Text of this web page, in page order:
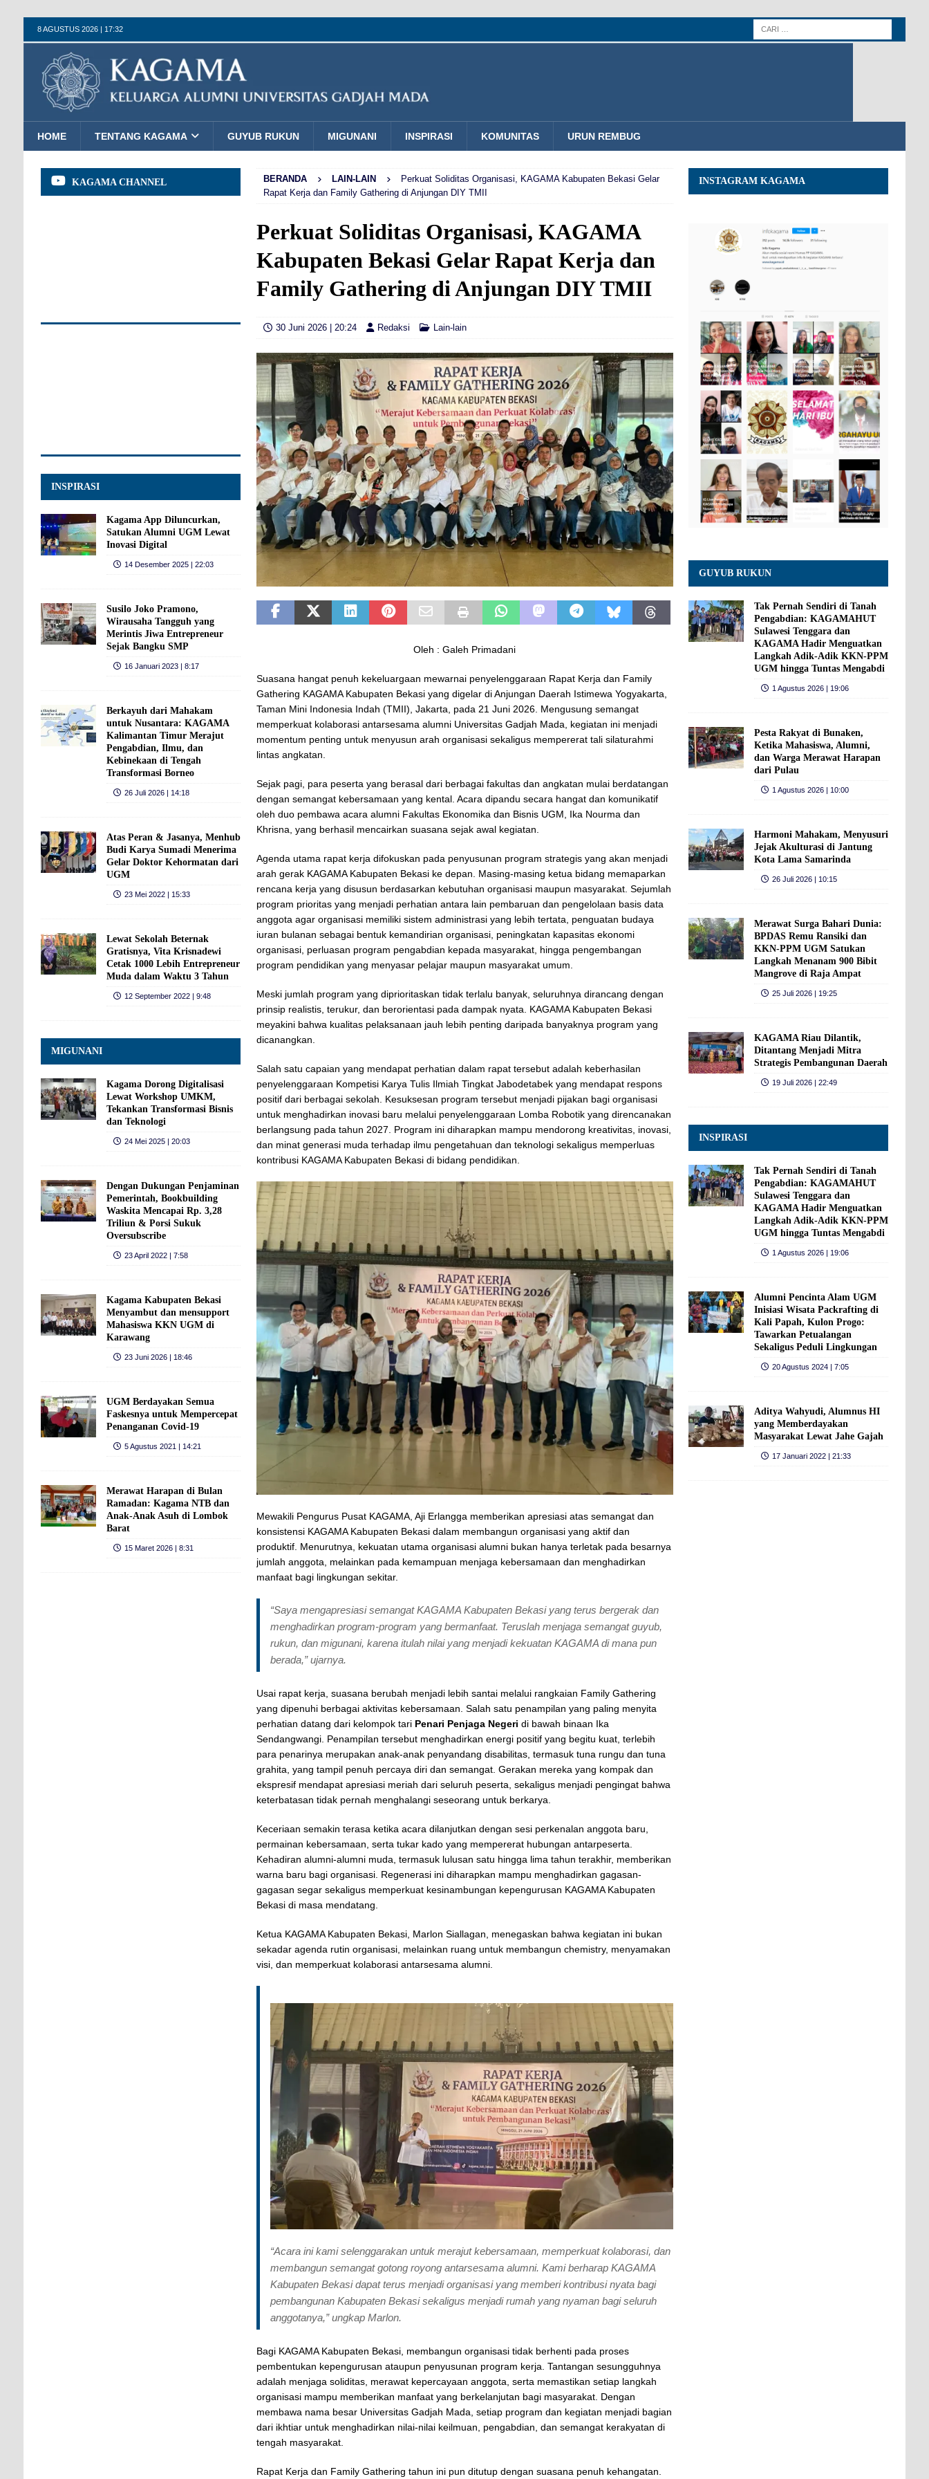
8 AGUSTUS 2026 | 17:32
HOME TENTANG KAGAMA GUYUB RUKUN MIGUNANI INSPIRASI KOMUNITAS URUN REMBUG
BERANDA LAIN-LAIN
Perkuat Soliditas Organisasi, KAGAMA Kabupaten Bekasi Gelar
Rapat Kerja dan Family Gathering di Anjungan DIY TMII
Perkuat Soliditas Organisasi, KAGAMA
Kabupaten Bekasi Gelar Rapat Kerja dan
Family Gathering di Anjungan DIY TMII
30 Juni 2026 | 20:24 Redaksi Lain-lain
Oleh : Galeh Primadani
Suasana hangat penuh kekeluargaan mewarnai penyelenggaraan Rapat Kerja dan Family
Gathering KAGAMA Kabupaten Bekasi yang digelar di Anjungan Daerah Istimewa Yogyakarta,
Taman Mini Indonesia Indah (TMII), Jakarta, pada 21 Juni 2026. Mengusung semangat
memperkuat kolaborasi antarsesama alumni Universitas Gadjah Mada, kegiatan ini menjadi
momentum penting untuk menyusun arah organisasi sekaligus mempererat tali silaturahmi
lintas angkatan.
Sejak pagi, para peserta yang berasal dari berbagai fakultas dan angkatan mulai berdatangan
dengan semangat kebersamaan yang kental. Acara dipandu secara hangat dan komunikatif
oleh duo pembawa acara alumni Fakultas Ekonomika dan Bisnis UGM, Ika Nourma dan
Khrisna, yang berhasil mencairkan suasana sejak awal kegiatan.
Agenda utama rapat kerja difokuskan pada penyusunan program strategis yang akan menjadi
arah gerak KAGAMA Kabupaten Bekasi ke depan. Masing-masing ketua bidang memaparkan
rencana kerja yang disusun berdasarkan kebutuhan organisasi maupun masyarakat. Sejumlah
program prioritas yang menjadi perhatian antara lain pembaruan dan pengelolaan basis data
anggota agar organisasi memiliki sistem administrasi yang lebih tertata, penguatan budaya
iuran bulanan sebagai bentuk kemandirian organisasi, peningkatan kapasitas ekonomi
organisasi, perluasan program pengabdian kepada masyarakat, hingga pengembangan
program pendidikan yang menyasar pelajar maupun masyarakat umum.
Meski jumlah program yang diprioritaskan tidak terlalu banyak, seluruhnya dirancang dengan
prinsip realistis, terukur, dan berorientasi pada dampak nyata. KAGAMA Kabupaten Bekasi
meyakini bahwa kualitas pelaksanaan jauh lebih penting daripada banyaknya program yang
dicanangkan.
Salah satu capaian yang mendapat perhatian dalam rapat tersebut adalah keberhasilan
penyelenggaraan Kompetisi Karya Tulis Ilmiah Tingkat Jabodetabek yang mendapat respons
positif dari berbagai sekolah. Kesuksesan program tersebut menjadi pijakan bagi organisasi
untuk menghadirkan inovasi baru melalui penyelenggaraan Lomba Robotik yang direncanakan
berlangsung pada tahun 2027. Program ini diharapkan mampu mendorong kreativitas, inovasi,
dan minat generasi muda terhadap ilmu pengetahuan dan teknologi sekaligus memperluas
kontribusi KAGAMA Kabupaten Bekasi di bidang pendidikan.
Mewakili Pengurus Pusat KAGAMA, Aji Erlangga memberikan apresiasi atas semangat dan
konsistensi KAGAMA Kabupaten Bekasi dalam membangun organisasi yang aktif dan
produktif. Menurutnya, kekuatan utama organisasi alumni bukan hanya terletak pada besarnya
jumlah anggota, melainkan pada kemampuan menjaga kebersamaan dan menghadirkan
manfaat bagi lingkungan sekitar.
“Saya mengapresiasi semangat KAGAMA Kabupaten Bekasi yang terus bergerak dan
menghadirkan program-program yang bermanfaat. Teruslah menjaga semangat guyub,
rukun, dan migunani, karena itulah nilai yang menjadi kekuatan KAGAMA di mana pun
berada,” ujarnya.
Usai rapat kerja, suasana berubah menjadi lebih santai melalui rangkaian Family Gathering
yang dipenuhi berbagai aktivitas kebersamaan. Salah satu penampilan yang paling menyita
perhatian datang dari kelompok tari Penari Penjaga Negeri di bawah binaan Ika
Sendangwangi. Penampilan tersebut menghadirkan energi positif yang begitu kuat, terlebih
para penarinya merupakan anak-anak penyandang disabilitas, termasuk tuna rungu dan tuna
grahita, yang tampil penuh percaya diri dan semangat. Gerakan mereka yang kompak dan
ekspresif mendapat apresiasi meriah dari seluruh peserta, sekaligus menjadi pengingat bahwa
keterbatasan tidak pernah menghalangi seseorang untuk berkarya.
Keceriaan semakin terasa ketika acara dilanjutkan dengan sesi perkenalan anggota baru,
permainan kebersamaan, serta tukar kado yang mempererat hubungan antarpeserta.
Kehadiran alumni-alumni muda, termasuk lulusan satu hingga lima tahun terakhir, memberikan
warna baru bagi organisasi. Regenerasi ini diharapkan mampu menghadirkan gagasan-
gagasan segar sekaligus memperkuat kesinambungan kepengurusan KAGAMA Kabupaten
Bekasi di masa mendatang.
Ketua KAGAMA Kabupaten Bekasi, Marlon Siallagan, menegaskan bahwa kegiatan ini bukan
sekadar agenda rutin organisasi, melainkan ruang untuk membangun chemistry, menyamakan
visi, dan memperkuat kolaborasi antarsesama alumni.
“Acara ini kami selenggarakan untuk merajut kebersamaan, memperkuat kolaborasi, dan
membangun semangat gotong royong antarsesama alumni. Kami berharap KAGAMA
Kabupaten Bekasi dapat terus menjadi organisasi yang memberi kontribusi nyata bagi
pembangunan Kabupaten Bekasi sekaligus menjadi rumah yang nyaman bagi seluruh
anggotanya,” ungkap Marlon.
Bagi KAGAMA Kabupaten Bekasi, membangun organisasi tidak berhenti pada proses
pembentukan kepengurusan ataupun penyusunan program kerja. Tantangan sesungguhnya
adalah menjaga soliditas, merawat kepercayaan anggota, serta memastikan setiap langkah
organisasi mampu memberikan manfaat yang berkelanjutan bagi masyarakat. Dengan
membawa nama besar Universitas Gadjah Mada, setiap program dan kegiatan menjadi bagian
dari ikhtiar untuk menghadirkan nilai-nilai keilmuan, pengabdian, dan semangat kerakyatan di
tengah masyarakat.
Rapat Kerja dan Family Gathering tahun ini pun ditutup dengan suasana penuh kehangatan.
KAGAMA CHANNEL
INSPIRASI
Kagama App Diluncurkan,
Satukan Alumni UGM Lewat
Inovasi Digital
14 Desember 2025 | 22:03
Susilo Joko Pramono,
Wirausaha Tangguh yang
Merintis Jiwa Entrepreneur
Sejak Bangku SMP
16 Januari 2023 | 8:17
Berkayuh dari Mahakam
untuk Nusantara: KAGAMA
Kalimantan Timur Merajut
Pengabdian, Ilmu, dan
Kebinekaan di Tengah
Transformasi Borneo
26 Juli 2026 | 14:18
Atas Peran & Jasanya, Menhub
Budi Karya Sumadi Menerima
Gelar Doktor Kehormatan dari
UGM
23 Mei 2022 | 15:33
Lewat Sekolah Beternak
Gratisnya, Vita Krisnadewi
Cetak 1000 Lebih Entrepreneur
Muda dalam Waktu 3 Tahun
12 September 2022 | 9:48
MIGUNANI
Kagama Dorong Digitalisasi
Lewat Workshop UMKM,
Tekankan Transformasi Bisnis
dan Teknologi
24 Mei 2025 | 20:03
Dengan Dukungan Penjaminan
Pemerintah, Bookbuilding
Waskita Mencapai Rp. 3,28
Triliun & Porsi Sukuk
Oversubscribe
23 April 2022 | 7:58
Kagama Kabupaten Bekasi
Menyambut dan mensupport
Mahasiswa KKN UGM di
Karawang
23 Juni 2026 | 18:46
UGM Berdayakan Semua
Faskesnya untuk Mempercepat
Penanganan Covid-19
5 Agustus 2021 | 14:21
Merawat Harapan di Bulan
Ramadan: Kagama NTB dan
Anak‑Anak Asuh di Lombok
Barat
15 Maret 2026 | 8:31
INSTAGRAM KAGAMA
GUYUB RUKUN
Tak Pernah Sendiri di Tanah
Pengabdian: KAGAMAHUT
Sulawesi Tenggara dan
KAGAMA Hadir Menguatkan
Langkah Adik-Adik KKN-PPM
UGM hingga Tuntas Mengabdi
1 Agustus 2026 | 19:06
Pesta Rakyat di Bunaken,
Ketika Mahasiswa, Alumni,
dan Warga Merawat Harapan
dari Pulau
1 Agustus 2026 | 10:00
Harmoni Mahakam, Menyusuri
Jejak Akulturasi di Jantung
Kota Lama Samarinda
26 Juli 2026 | 10:15
Merawat Surga Bahari Dunia:
BPDAS Remu Ransiki dan
KKN-PPM UGM Satukan
Langkah Menanam 900 Bibit
Mangrove di Raja Ampat
25 Juli 2026 | 19:25
KAGAMA Riau Dilantik,
Ditantang Menjadi Mitra
Strategis Pembangunan Daerah
19 Juli 2026 | 22:49
INSPIRASI
Tak Pernah Sendiri di Tanah
Pengabdian: KAGAMAHUT
Sulawesi Tenggara dan
KAGAMA Hadir Menguatkan
Langkah Adik-Adik KKN-PPM
UGM hingga Tuntas Mengabdi
1 Agustus 2026 | 19:06
Alumni Pencinta Alam UGM
Inisiasi Wisata Packrafting di
Kali Papah, Kulon Progo:
Tawarkan Petualangan
Sekaligus Peduli Lingkungan
20 Agustus 2024 | 7:05
Aditya Wahyudi, Alumnus HI
yang Memberdayakan
Masyarakat Lewat Jahe Gajah
17 Januari 2022 | 21:33